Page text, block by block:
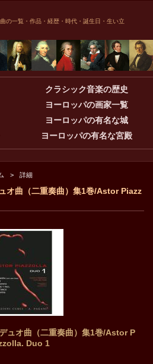
の一覧・作品・経歴・時代・誕生日・生い立
クラシック音楽の歴史
ヨーロッパの画家一覧
ヨーロッパの有名な城
ヨーロッパの有名な宮殿
詳細
オ曲（二重奏曲）集1巻/Astor Piazz
ュオ曲（二重奏曲）集1巻/Astor P
Duo 1